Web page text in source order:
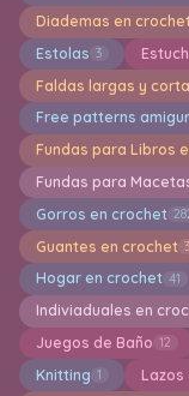
Diademas en
Estolas 3
Faldas largas y
Free patterns
Fundas para Libros
Fundas para
Gorros en crochet
Guantes en crochet
Hogar en crochet 41
Indiviaduales en
Juegos de Baño 12
Knitting 1 Lazos